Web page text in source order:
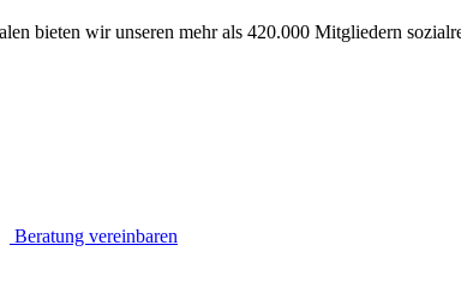
bieten wir unseren mehr als 420.000 Mitgliedern
Beratung vereinbaren